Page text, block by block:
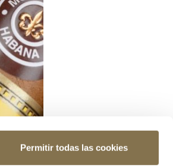
Permitir todas las cookies